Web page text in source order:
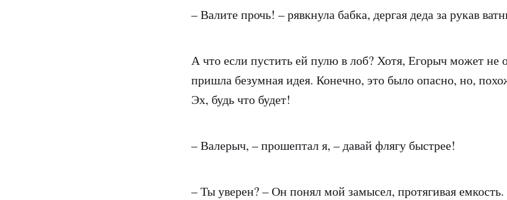
– Валите прочь! – рявкнула бабка, дергая деда за рукав
А что если пустить ей пулю в лоб? Хотя, Егорыч может не
пришла безумная идея. Конечно, это было опасно, но,
Эх, будь что будет!
– Валерыч, – прошептал я, – давай флягу быстрее!
– Ты уверен? – Он понял мой замысел, протягивая емкость.